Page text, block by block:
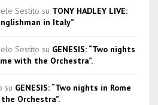
Sestito su TONY HADLEY LIVE:
in Italy”
Sestito su GENESIS: “Two nights
with the Orchestra”.
su GENESIS: “Two nights in Rome
Orchestra”.